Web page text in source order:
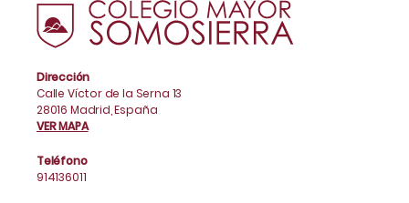
Dirección
Calle Víctor de la Serna 13
28016 Madrid, España
VER MAPA
Teléfono
914136011